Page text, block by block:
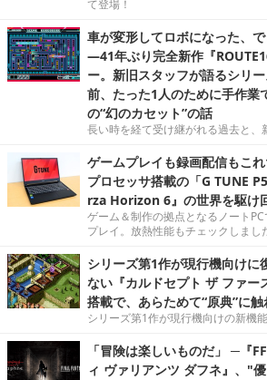
て登場！
車が変形してロボになった、
―41年ぶり完全新作『
ー。新旧スタッフが語るシリ
前、たった1人のために手作業
の“幻のカセット”の話
長い時を経て受け継がれる過去と、
ゲームプレイも録画配信もこ
プロセッサ搭載の「G TUNE
rza Horizon 6』の世界を駆け
ゲーム＆制作の拠点となるノート
プレイ。放熱性能もチェックしまし
シリーズ第1作が現行機向けに
ない『カルドセプト ザ ファー
搭載で、あらためて“原典”に
シリーズ第1作が現行機向けの新機
「冒険は楽しいものだ」 ─『
ィ ヴァリアンツ ダフネ』、"